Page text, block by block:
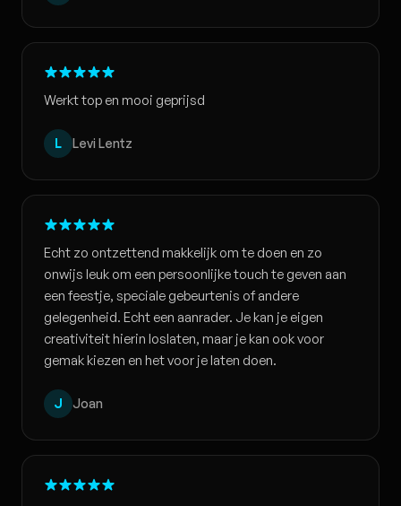
Werkt top en mooi geprijsd
L Levi Lentz
Echt zo ontzettend makkelijk om te doen en zo
onwijs leuk om een persoonlijke touch te geven aan
een feestje, speciale gebeurtenis of andere
gelegenheid. Echt een aanrader. Je kan je eigen
creativiteit hierin loslaten, maar je kan ook voor
gemak kiezen en het voor je laten doen.
J Joan